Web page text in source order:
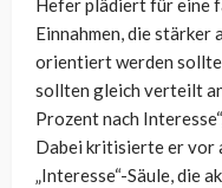
Hefer plädiert für eine
Einnahmen, die stärker
orientiert werden
sollten gleich verteilt
Prozent nach
Dabei kritisierte er vor
„Interesse“-Säule, die